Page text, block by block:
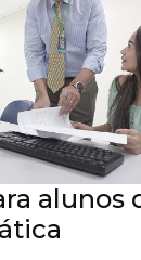
alunos